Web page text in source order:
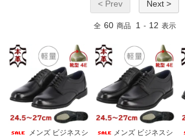
< Prev Next >
全 60 商品 1 - 12 表示
メンズ ビジネスシ
メンズ ビジネスシ